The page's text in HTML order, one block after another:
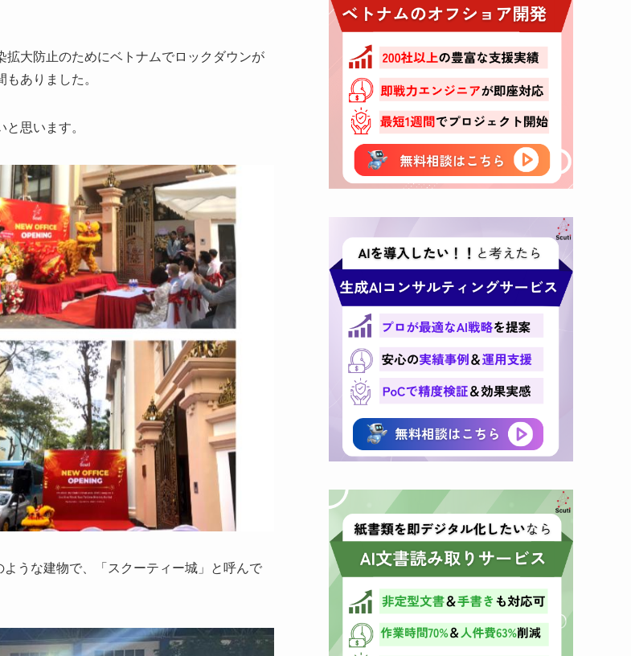
大防止のためにベトナムでロックダウンが
ありました。
思います。
うな建物で、「スクーティー城」と呼んで